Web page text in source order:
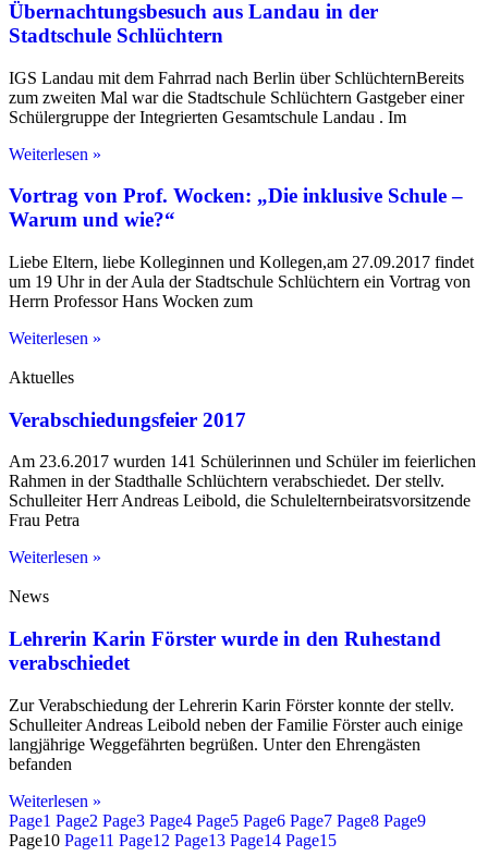
Übernachtungsbesuch aus Landau in der
Stadtschule Schlüchtern
IGS Landau mit dem Fahrrad nach Berlin über SchlüchternBereits
zum zweiten Mal war die Stadtschule Schlüchtern Gastgeber einer
Schülergruppe der Integrierten Gesamtschule Landau . Im
Weiterlesen »
Vortrag von Prof. Wocken: „Die inklusive Schule –
Warum und wie?“
Liebe Eltern, liebe Kolleginnen und Kollegen,am 27.09.2017 findet
um 19 Uhr in der Aula der Stadtschule Schlüchtern ein Vortrag von
Herrn Professor Hans Wocken zum
Weiterlesen »
Aktuelles
Verabschiedungsfeier 2017
Am 23.6.2017 wurden 141 Schülerinnen und Schüler im feierlichen
Rahmen in der Stadthalle Schlüchtern verabschiedet. Der stellv.
Schulleiter Herr Andreas Leibold, die Schulelternbeiratsvorsitzende
Frau Petra
Weiterlesen »
News
Lehrerin Karin Förster wurde in den Ruhestand
verabschiedet
Zur Verabschiedung der Lehrerin Karin Förster konnte der stellv.
Schulleiter Andreas Leibold neben der Familie Förster auch einige
langjährige Weggefährten begrüßen. Unter den Ehrengästen
befanden
Weiterlesen »
Page1 Page2 Page3 Page4 Page5 Page6 Page7 Page8 Page9
Page10 Page11 Page12 Page13 Page14 Page15